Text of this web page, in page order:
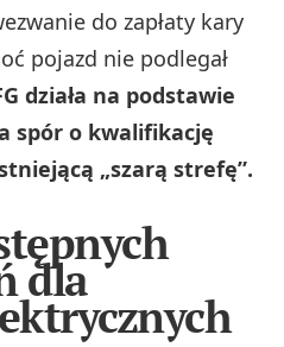
do zapłaty kary
pojazd nie podlegał
działa na podstawie
spór o kwalifikację
„szarą strefę”.
dla